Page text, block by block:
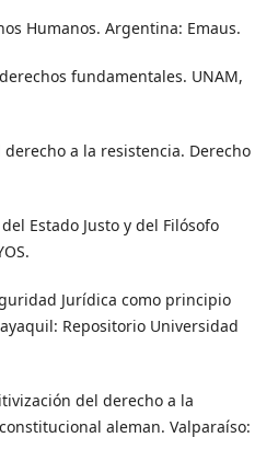
Humanos. Argentina: Emaus.
fundamentales. UNAM,
derecho a la resistencia. Derecho
Estado Justo y del Filósofo
Jurídica como principio
Repositorio Universidad
del derecho a la
aleman. Valparaíso: